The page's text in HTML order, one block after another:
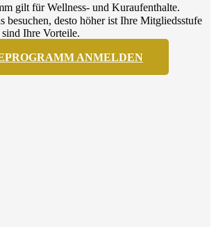
gilt für Wellness- und Kuraufenthalte.
besuchen, desto höher ist Ihre Mitgliedsstufe
Ihre Vorteile.
ANMELDEN